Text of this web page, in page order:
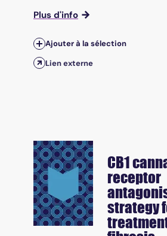
Plus d'info
Ajouter à la sélection
Lien externe
CB1
receptor
strategy